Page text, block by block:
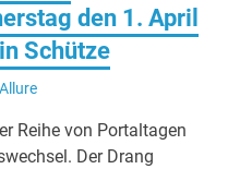
den 1. April
Schütze
Allure
Reihe von Portaltagen
Der Drang